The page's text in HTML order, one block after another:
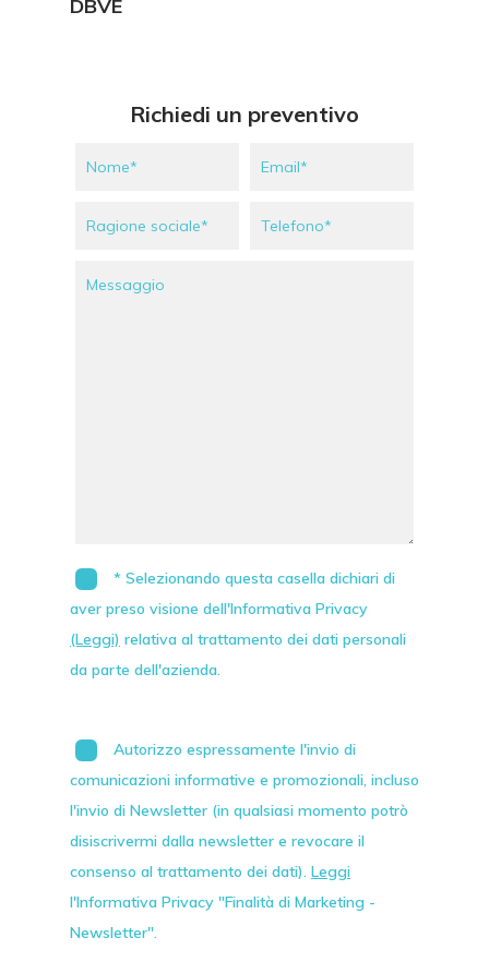
DBVE
Richiedi un preventivo
* Selezionando questa casella dichiari di
aver preso visione dell'Informativa Privacy
(Leggi) relativa al trattamento dei dati personali
da parte dell'azienda.
Autorizzo espressamente l'invio di
comunicazioni informative e promozionali, incluso
l'invio di Newsletter (in qualsiasi momento potrò
disiscrivermi dalla newsletter e revocare il
consenso al trattamento dei dati). Leggi
l'Informativa Privacy "Finalità di Marketing -
Newsletter".